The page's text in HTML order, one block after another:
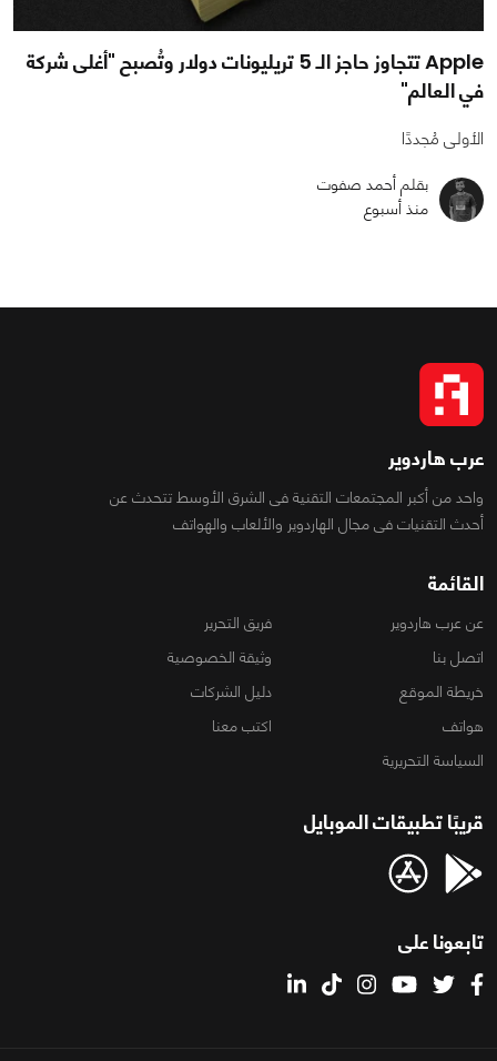
Apple تتجاوز حاجز الـ 5 تريليونات دولار وتُصبح "أغلى شركة
في العالم"
الأولى مُجددًا
بقلم أحمد صفوت
منذ أسبوع
عرب هاردوير
واحد من أكبر المجتمعات التقنية فى الشرق الأوسط تتحدث عن
أحدث التقنيات فى مجال الهاردوير والألعاب والهواتف
القائمة
عن عرب هاردوير
فريق التحرير
اتصل بنا
وثيقة الخصوصية
خريطة الموقع
دليل الشركات
هواتف
اكتب معنا
السياسة التحريرية
قريبًا تطبيقات الموبايل
تابعونا على